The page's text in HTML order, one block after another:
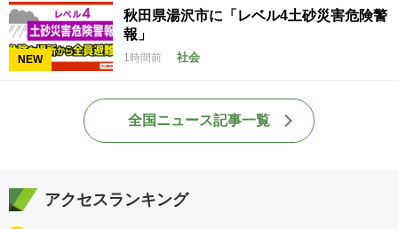
NEW
秋田県湯沢市に「レベル4土砂災害危険警
報」
1時間前 社会
全国ニュース記事一覧
アクセスランキング